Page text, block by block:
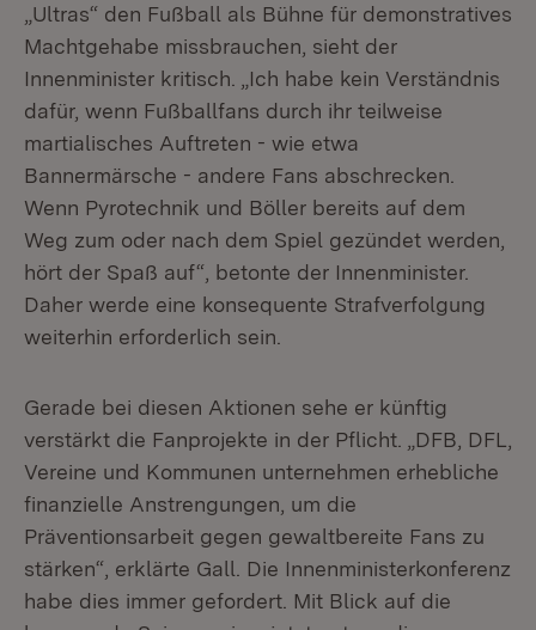
„Ultras“ den Fußball als Bühne für demonstratives
Machtgehabe missbrauchen, sieht der
Innenminister kritisch. „Ich habe kein Verständnis
dafür, wenn Fußballfans durch ihr teilweise
martialisches Auftreten - wie etwa
Bannermärsche - andere Fans abschrecken.
Wenn Pyrotechnik und Böller bereits auf dem
Weg zum oder nach dem Spiel gezündet werden,
hört der Spaß auf“, betonte der Innenminister.
Daher werde eine konsequente Strafverfolgung
weiterhin erforderlich sein.
Gerade bei diesen Aktionen sehe er künftig
verstärkt die Fanprojekte in der Pflicht. „DFB, DFL,
Vereine und Kommunen unternehmen erhebliche
finanzielle Anstrengungen, um die
Präventionsarbeit gegen gewaltbereite Fans zu
stärken“, erklärte Gall. Die Innenministerkonferenz
habe dies immer gefordert. Mit Blick auf die